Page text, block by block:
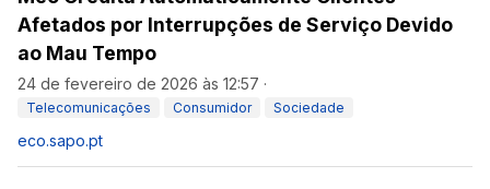
Afetados por Interrupções de Serviço Devido
ao Mau Tempo
24 de fevereiro de 2026 às 12:57 ·
Telecomunicações Consumidor Sociedade
eco.sapo.pt